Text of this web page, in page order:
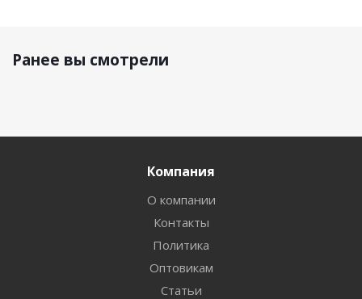
Ранее вы смотрели
Компания
О компании
Контакты
Политика
Оптовикам
Статьи